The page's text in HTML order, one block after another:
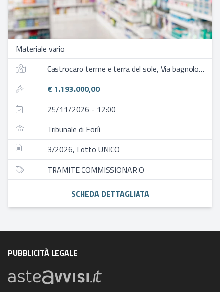
Materiale vario
Castrocaro terme e terra del sole, Via bagnolo 160
€ 1.193.000,00
25/11/2026 - 12:00
Tribunale di Forlì
3/2026, Lotto UNICO
TRAMITE COMMISSIONARIO
SCHEDA DETTAGLIATA
PUBBLICITÀ LEGALE